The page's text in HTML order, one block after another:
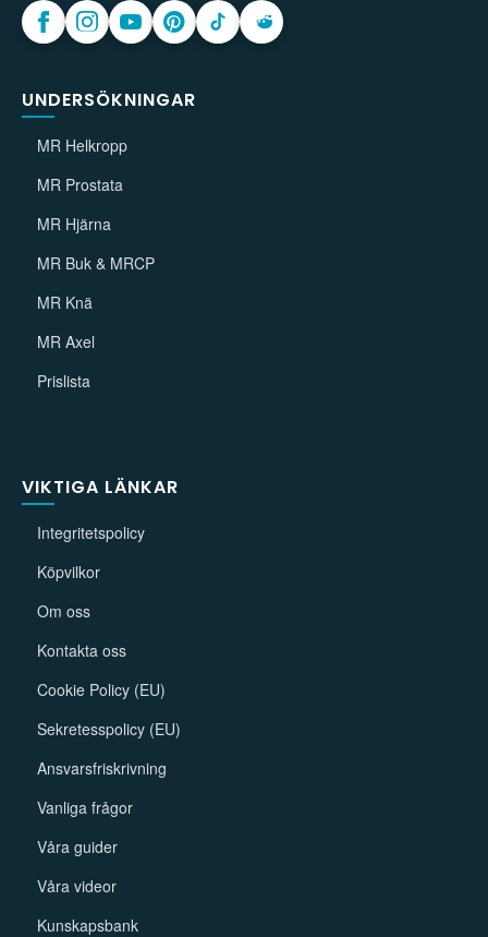
UNDERSÖKNINGAR
MR Helkropp
MR Prostata
MR Hjärna
MR Buk & MRCP
MR Knä
MR Axel
Prislista
VIKTIGA LÄNKAR
Integritetspolicy
Köpvilkor
Om oss
Kontakta oss
Cookie Policy (EU)
Sekretesspolicy (EU)
Ansvarsfriskrivning
Vanliga frågor
Våra guider
Våra videor
Kunskapsbank